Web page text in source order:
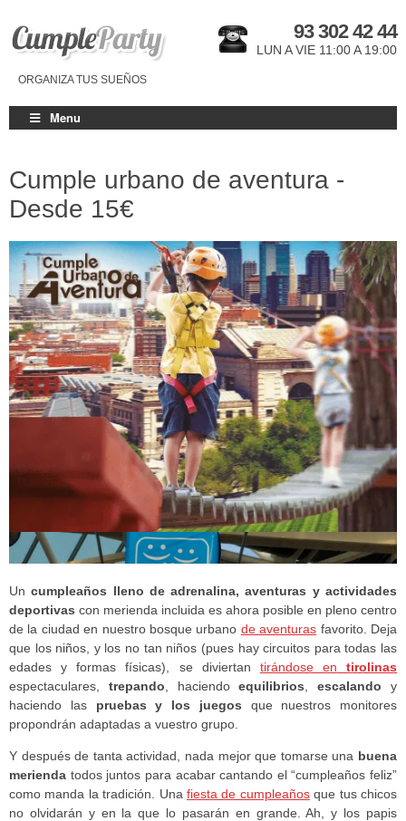
ORGANIZA TUS SUEÑOS
93 302 42 44
LUN A VIE 11:00 A 19:00
Menu
Cumple urbano de aventura -
Desde 15€
Uncumpleaños lleno de adrenalina, aventuras y actividades
deportivas con merienda incluida es ahora posible en pleno centro
de la ciudad en nuestro bosque urbano de aventuras favorito. Deja
que los niños, y los no tan niños (pues hay circuitos para todas las
edades y formas físicas), se diviertan tirándose en
tirolinas
espectaculares,
trepando , haciendoequilibrios ,escalando y
haciendo laspruebas y los juegos que nuestros monitores
propondrán adaptadas a vuestro grupo.
Y después de tanta actividad, nada mejor que tomarse una buena
merienda todos juntos para acabar cantando el “cumpleaños feliz”
como manda la tradición. Una fiesta de cumpleañosque tus chicos
no olvidarán y en la que lo pasarán en grande. Ah, y los papis